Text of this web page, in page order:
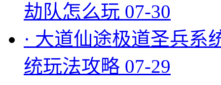
劫队怎么玩 07-30
· 大道仙途极道圣兵系
统玩法攻略 07-29